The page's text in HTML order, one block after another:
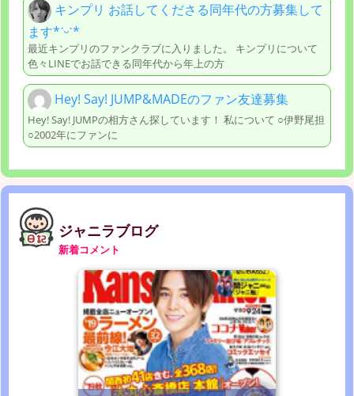
キンプリ お話してくださる同年代の方募集して
ます*ˊᵕˋ*
最近キンプリのファンクラブに入りました。 キンプリについて
色々LINEでお話できる同年代から年上の方
Hey! Say! JUMP&MADEのファン友達募集
Hey! Say! JUMPの相方さん探しています！ 私について ○伊野尾担
○2002年にファンに
ジャニラブログ
新着コメント